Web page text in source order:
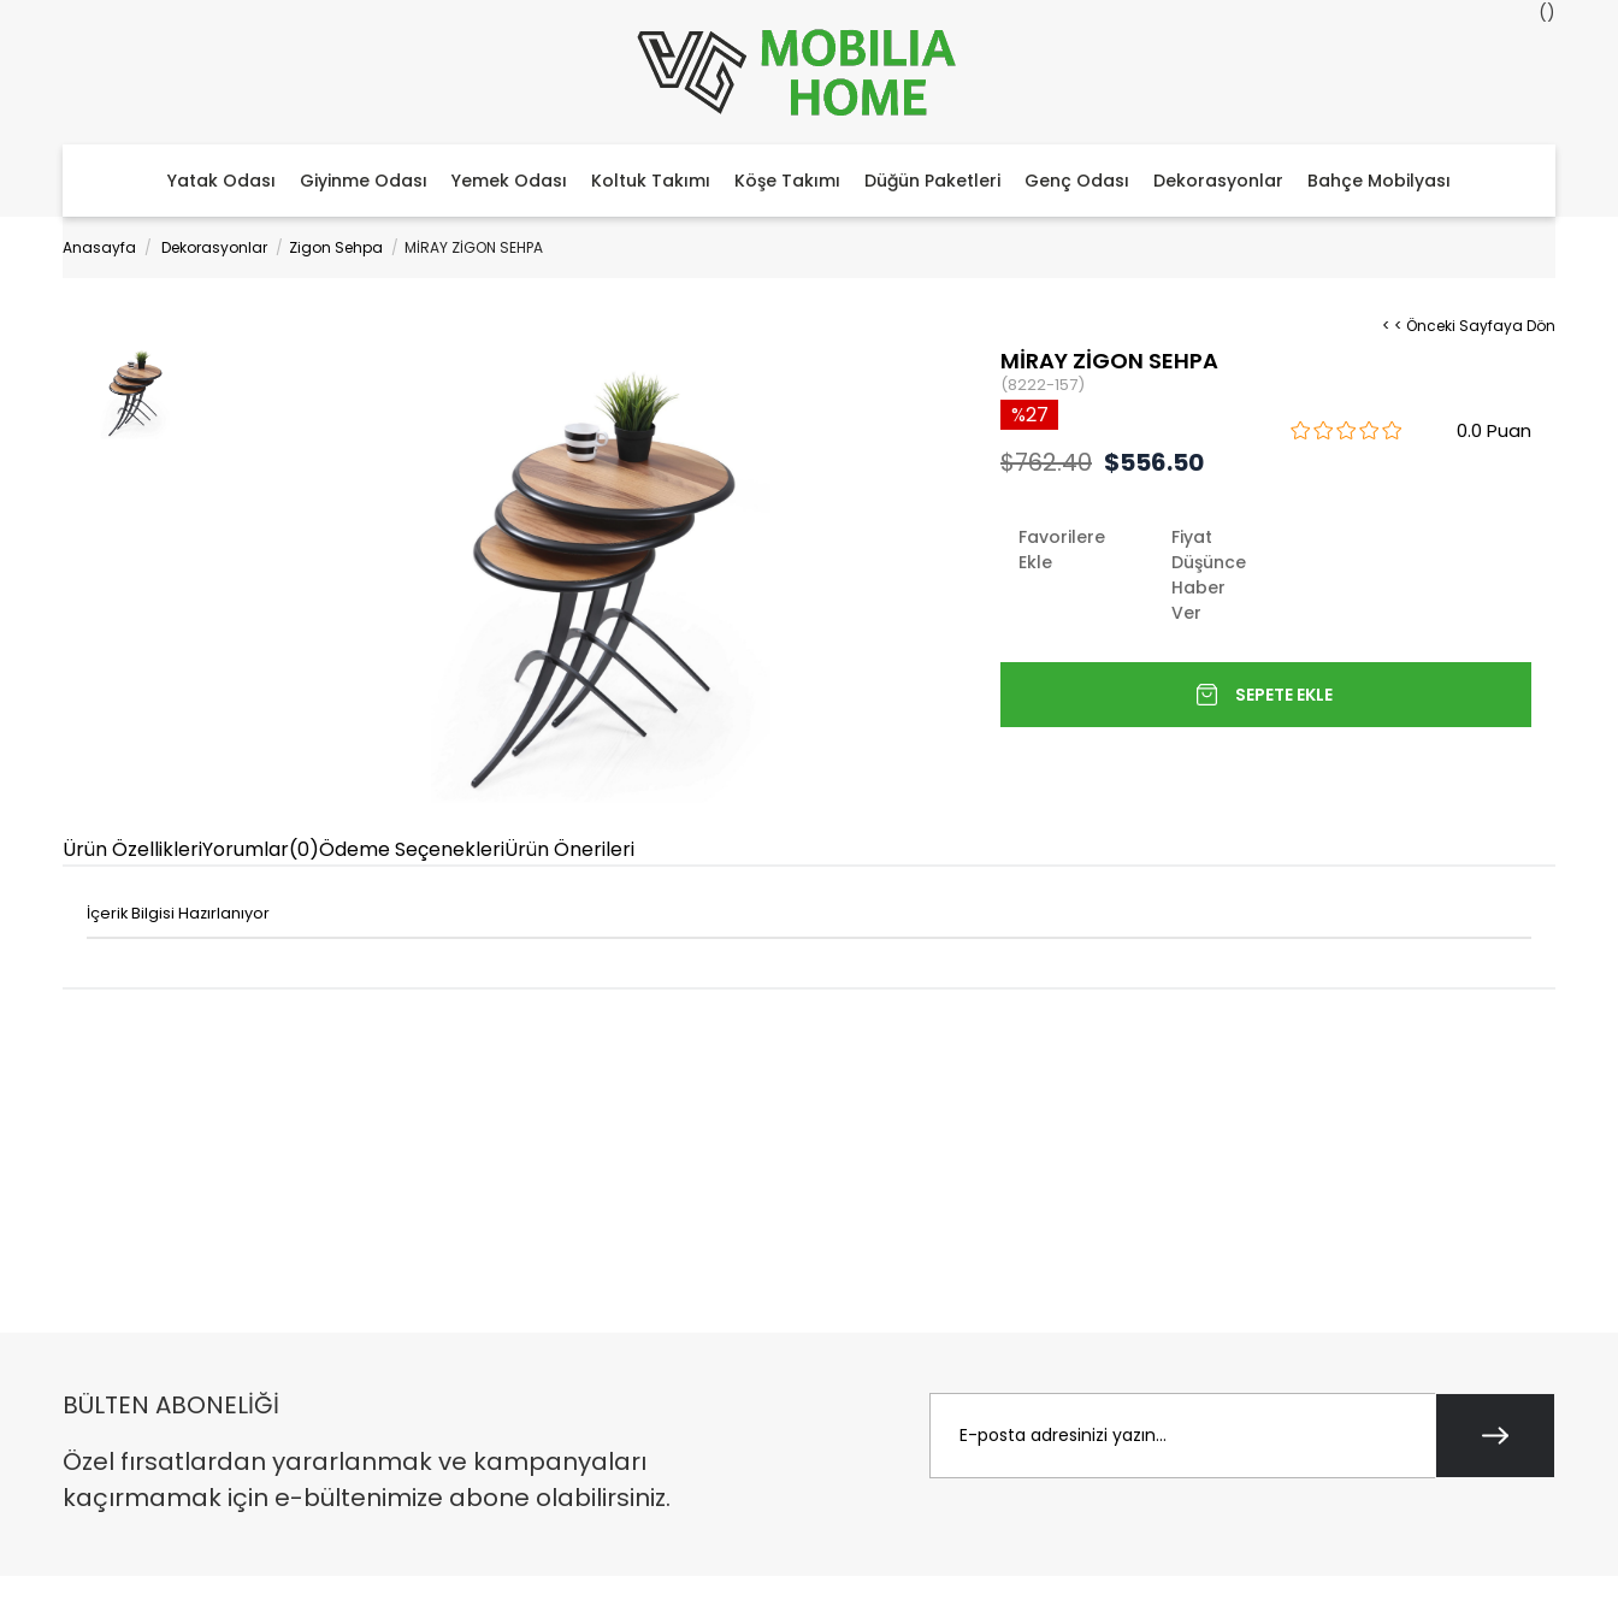
Yatak Odası Giyinme Odası Yemek Odası Koltuk Takımı Köşe Takımı Düğün Paketleri Genç Odası Dekorasyonlar Bahçe Mobilyası
Anasayfa Dekorasyonlar Zigon Sehpa MİRAY ZİGON SEHPA
< < Önceki Sayfaya Dön
MİRAY ZİGON SEHPA
(8222-157)
0.0
27
$762.40 $556.50
Favorilere
Ekle
Fiyat
Düşünce
Haber
Ver
Ürün ÖzellikleriYorumlar(0)Ödeme SeçenekleriÜrün Önerileri
İçerik Bilgisi Hazırlanıyor
BÜLTEN ABONELİĞİ
Özel fırsatlardan yararlanmak ve kampanyaları
kaçırmamak için e-bültenimize abone olabilirsiniz.